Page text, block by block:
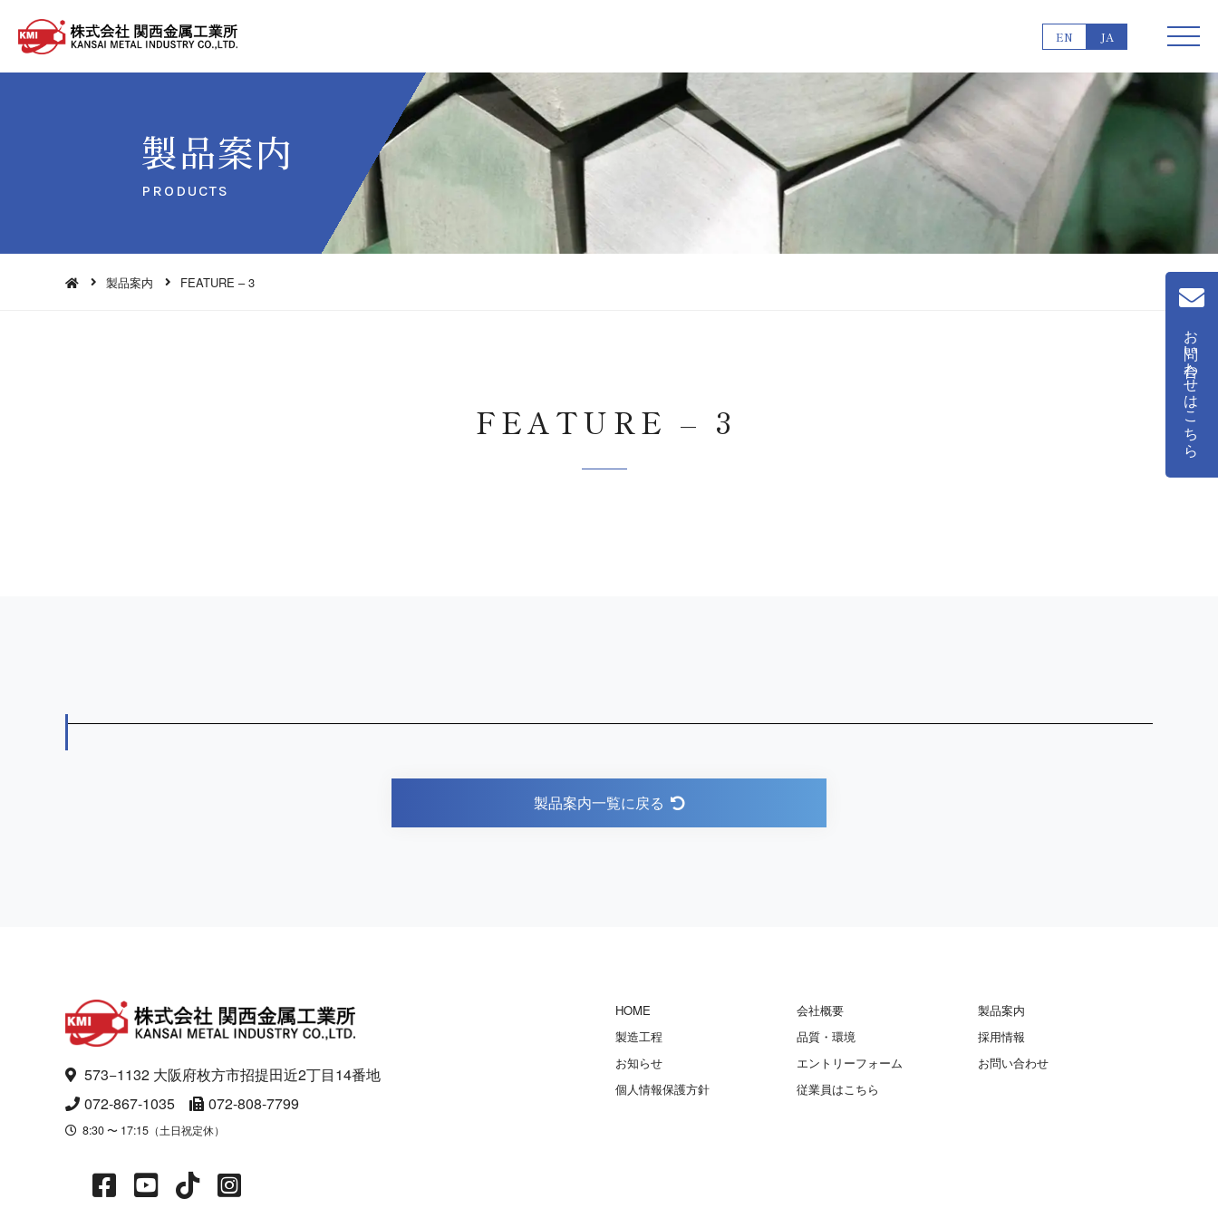
EN JA
製 品 案 内
PROD U C T S
製品案内 FEATURE – 3
FEATURE – 3
製品案内一覧に戻る
お問い合わせはこちら
573−1132 大阪府枚方市招提田近2丁目14番地
072-867-1035
072-808-7799
8:30 〜 17:15（土日祝定休）
HOME 会社概要
製品案内
製造工程
品質・環境
採用情報
お知らせ
エントリーフォーム
お問い合わせ
個人情報保護方針
従業員はこちら